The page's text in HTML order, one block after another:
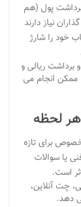
برداشت پول (هم
نیاز دارند
خود را شارژ
برداشت ریالی و
ممکن انجام می
لحظه
برای تازه
یا سوالات
است.
چت آنلاین،
دهد.